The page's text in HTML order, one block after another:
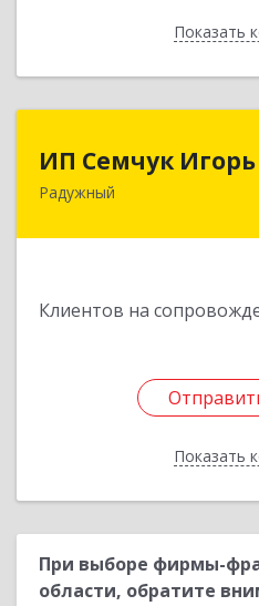
Показать
ИП Семчук
Радужный
Клиентов на
Показать
628464, ХМАО-
При выборе фирмы-
области, обратите